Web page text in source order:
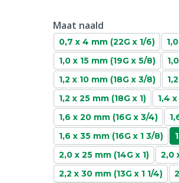
Maat naald
0,7 x 4 mm (22G x 1/6)
1,0 x 15 mm (19G x 5/8)
1,2 x 10 mm (18G x 3/8)
1,2 x 25 mm (18G x 1)
1,4
1,6 x 20 mm (16G x 3/4)
1,6 x 35 mm (16G x 1 3/8)
2,0 x 25 mm (14G x 1)
2,0
2,2 x 30 mm (13G x 1 1/4)